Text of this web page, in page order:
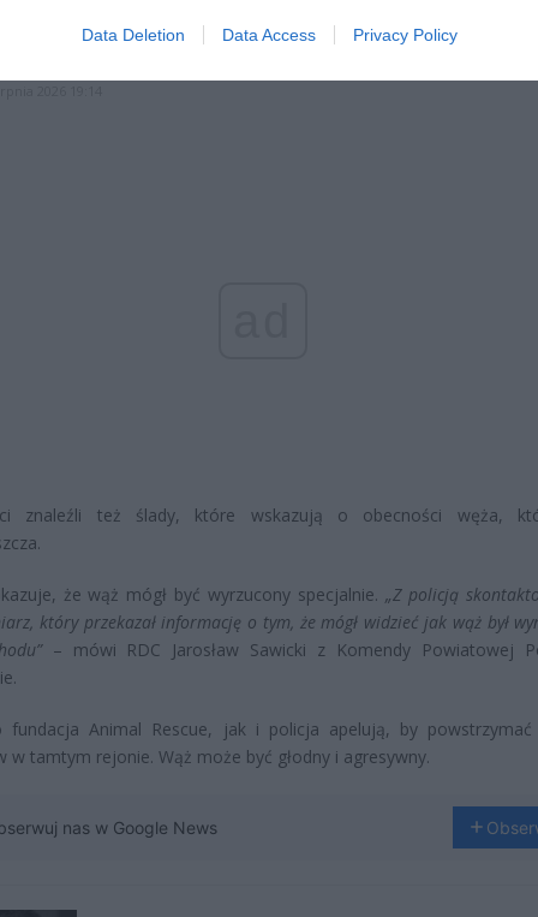
Data Deletion Data Access Privacy Policy
podniesie próg 500 plus dla seniorów. Policzyliśmy, ile może
znaleźli też ślady, które wskazują o obecności węża,
że wąż mógł być wyrzucony specjalnie. „Z policją
który przekazał informację o tym, że mógł widzieć jak wąż był
– mówi RDC Jarosław Sawicki z Komendy Powiatowej
fundacja Animal Rescue, jak i policja apelują, by
w tamtym rejonie. Wąż może być głodny i agresywny.
nas w Google News